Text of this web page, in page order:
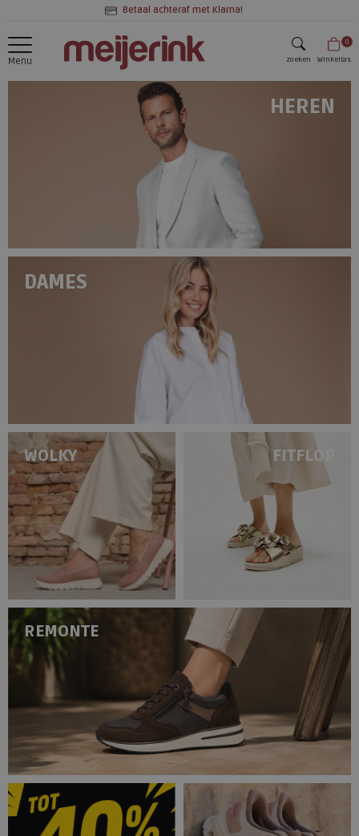
Betaal achteraf met Klarna!
Menu zoeken
0
Winkeltas
HEREN
DAMES
WOLKY FITFLOP
REMONTE